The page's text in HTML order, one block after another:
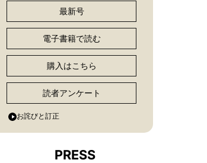
最新号
電子書籍で読む
購入はこちら
読者アンケート
お詫びと訂正
PRESS